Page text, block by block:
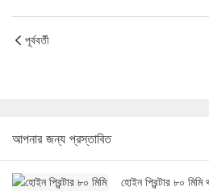
পূর্ববর্তী
আপনার জন্য প্রস্তাবিত
হোইন প্রিন্টার ৮০ মিমি